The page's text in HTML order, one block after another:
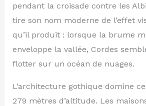
pendant la croisade contre les
tire son nom moderne de l’effet
qu’il produit : lorsque la brume
enveloppe la vallée, Cordes
flotter sur un océan de nuages.
L’architecture gothique domine
279 mètres d’altitude. Les